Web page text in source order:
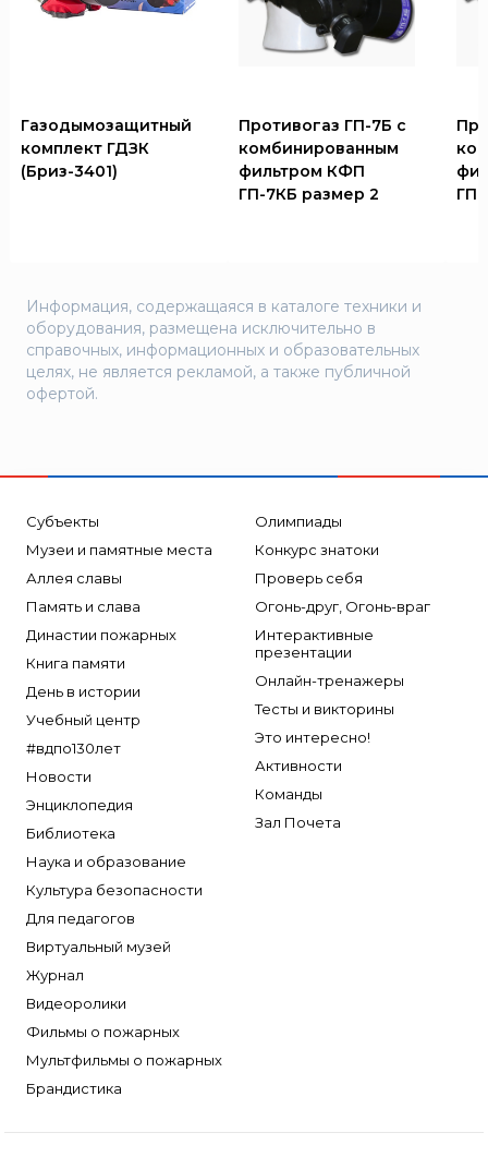
Газодымозащитный
комплект ГДЗК
(Бриз-3401)
Противогаз ГП-7Б с
комбинированным
фильтром КФП
ГП-7КБ размер 2
ГП-
Информация, содержащаяся в каталоге техники и
оборудования, размещена исключительно в
справочных, информационных и образовательных
целях, не является рекламой, а также публичной
офертой.
Субъекты
Музеи и памятные места
Аллея славы
Память и слава
Династии пожарных
Книга памяти
День в истории
Учебный центр
#вдпо130лет
Новости
Энциклопедия
Библиотека
Наука и образование
Культура безопасности
Для педагогов
Виртуальный музей
Журнал
Видеоролики
Фильмы о пожарных
Мультфильмы о пожарных
Брандистика
Олимпиады
Конкурс знатоки
Проверь себя
Огонь-друг, Огонь-враг
Интерактивные
презентации
Онлайн-тренажеры
Тесты и викторины
Это интересно!
Активности
Команды
Зал Почета